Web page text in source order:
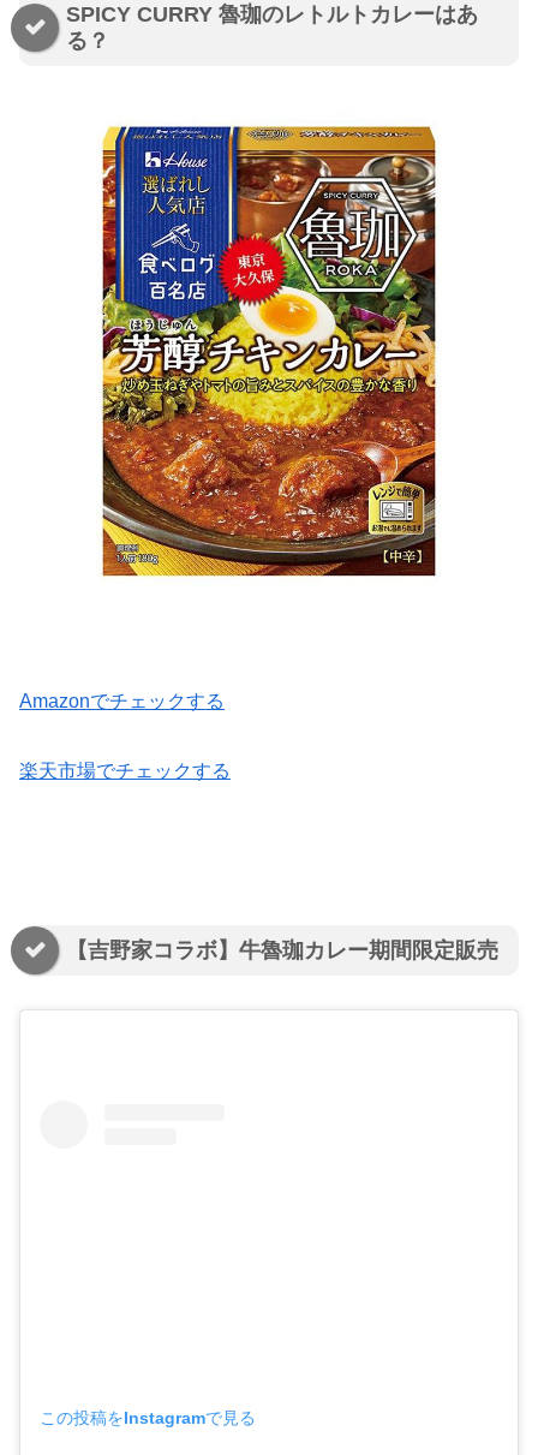
SPICY CURRY 魯珈のレトルトカレーはあ
る？
Amazonでチェックする
楽天市場でチェックする
【吉野家コラボ】牛魯珈カレー期間限定販売
この投稿をInstagramで見る